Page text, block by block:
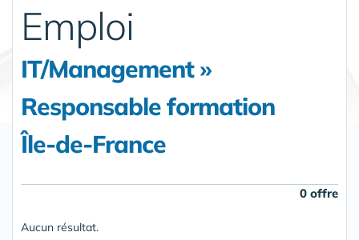
Emploi
IT/Management »
Responsable formation
Île-de-France
0 offre
Aucun résultat.